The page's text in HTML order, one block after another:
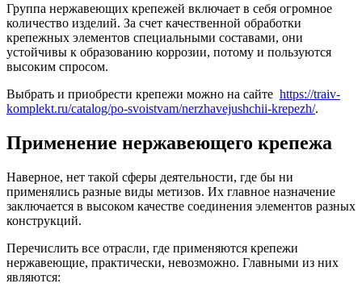
крепежа
Группа нержавеющих крепежей включает в себя огромное
количество изделий. За счет качественной обработки
крепежных элементов специальными составами, они
устойчивы к образованию коррозии, потому и пользуются
высоким спросом.
Выбрать и приобрести крепежи можно на сайте https://traiv-
komplekt.ru/catalog/po-svoistvam/nerzhavejushchii-krepezh/.
Применение нержавеющего крепежа
Наверное, нет такой сферы деятельности, где бы ни
применялись разные виды метизов. Их главное назначение
заключается в высоком качестве соединения элементов разных
конструкций.
Перечислить все отрасли, где применяются крепежи
нержавеющие, практически, невозможно. Главными из них
являются: